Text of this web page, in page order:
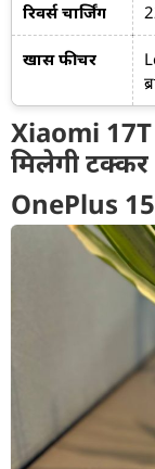
रिवर्स चार्जिंग
खास फीचर
Xiaomi
मिलेगी टक्कर
OnePlus